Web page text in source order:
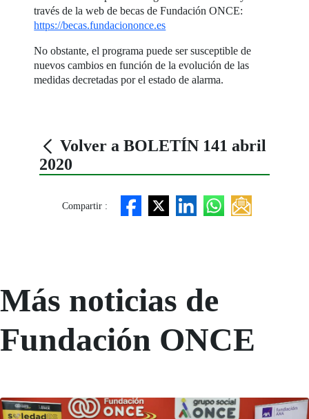
través de la web de becas de Fundación ONCE:
https://becas.fundaciononce.es
No obstante, el programa puede ser susceptible de
nuevos cambios en función de la evolución de las
medidas decretadas por el estado de alarma.
Volver a BOLETÍN 141 abril
2020
Compartir :
Más noticias de
Fundación ONCE